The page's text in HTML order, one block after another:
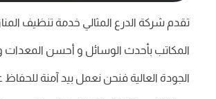
تقدم شركة الدرع المثالي خدمة تنظيف
المكاتب بأحدث الوسائل و أحسن المعدات
الجودة العالية فنحن نعمل بيد آمنة